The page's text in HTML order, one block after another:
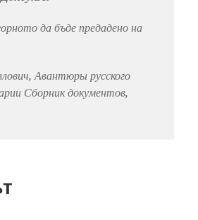
да бъде предадено на
Авантюры русского
Сборник документов,